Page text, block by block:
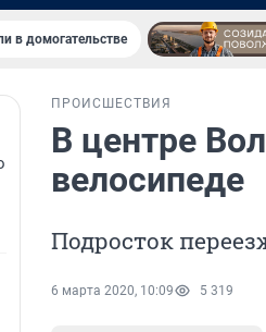
в домогательстве
ПРОИСШЕСТВИЯ
В центре
велосипеде
Подросток
6 марта 2020, 10:09 5 319